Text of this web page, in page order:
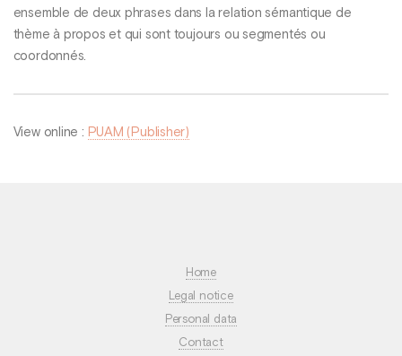
ensemble de deux phrases dans la relation sémantique de
thème à propos et qui sont toujours ou segmentés ou
coordonnés.
View online : PUAM (Publisher)
Home
Legal notice
Personal data
Contact